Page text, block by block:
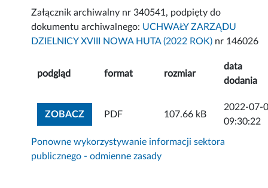
Załącznik archiwalny nr 340541, podpięty do
dokumentu archiwalnego: UCHWAŁY ZARZĄDU
DZIELNICY XVIII NOWA HUTA (2022 ROK) nr 146026
podgląd format rozmiar
data
dodania
ZOBACZZOBACZ ZAŁĄCZNIK
PDF 107.66 kB
2022-07-
09:30:22
Ponowne wykorzystywanie informacji sektora
publicznego - odmienne zasady